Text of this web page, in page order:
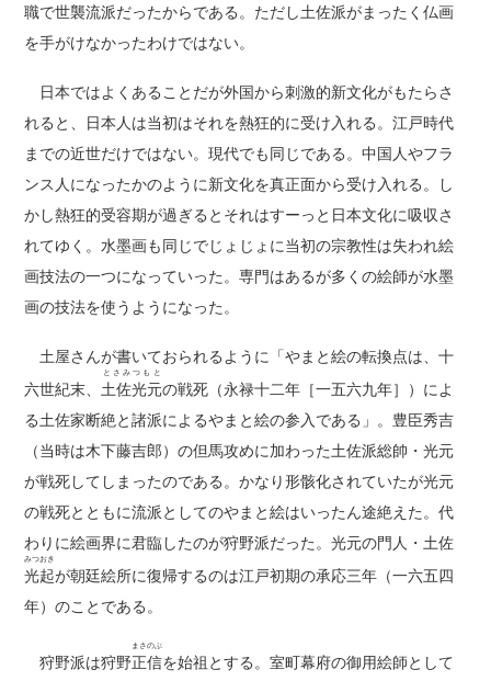
職で世襲流派だったからである。ただし土佐派がまったく仏画
を手がけなかったわけではない。
日本ではよくあることだが外国から刺激的新文化がもたらさ
れると、日本人は当初はそれを熱狂的に受け入れる。江戸時代
までの近世だけではない。現代でも同じである。中国人やフラ
ンス人になったかのように新文化を真正面から受け入れる。し
かし熱狂的受容期が過ぎるとそれはすーっと日本文化に吸収さ
れてゆく。水墨画も同じでじょじょに当初の宗教性は失われ絵
画技法の一つになっていった。専門はあるが多くの絵師が水墨
画の技法を使うようになった。
土屋さんが書いておられるように「やまと絵の転換点は、十
六世紀末、土佐光元
とさみつもと
の戦死（永禄十二年［一五六九年］）によ
る土佐家断絶と諸派によるやまと絵の参入である」。豊臣秀吉
（当時は木下藤吉郎）の但馬攻めに加わった土佐派総帥・光元
が戦死してしまったのである。かなり形骸化されていたが光元
の戦死とともに流派としてのやまと絵はいったん途絶えた。代
わりに絵画界に君臨したのが狩野派だった。光元の門人・土佐
光起
みつおき
が朝廷絵所に復帰するのは江戸初期の承応三年（一六五四
年）のことである。
狩野派は狩野正信
まさのぶ
を始祖とする。室町幕府の御用絵師として